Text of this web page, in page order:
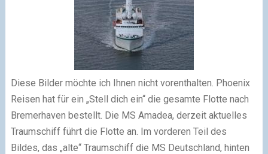
Diese Bilder möchte ich Ihnen nicht vorenthalten. Phoenix
Reisen hat für ein „Stell dich ein“ die gesamte Flotte nach
Bremerhaven bestellt. Die MS Amadea, derzeit aktuelles
Traumschiff führt die Flotte an. Im vorderen Teil des
Bildes, das „alte“ Traumschiff die MS Deutschland, hinten